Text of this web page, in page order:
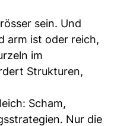
sein. Und
arm ist oder reich,
im
Strukturen,
Scham,
Nur die